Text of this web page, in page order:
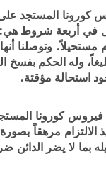
كورونا المستجد
تتمثل في أربعة
وتوصلنا
وله الحكم بفسخ
استحالة مؤقتة.
مرهقاً
لا يضر الدائن